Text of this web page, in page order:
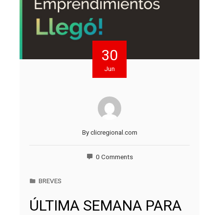
30
Jun
Byclicregional.com
0 Comments
BREVES
ÚLTIMA SEMANA PARA